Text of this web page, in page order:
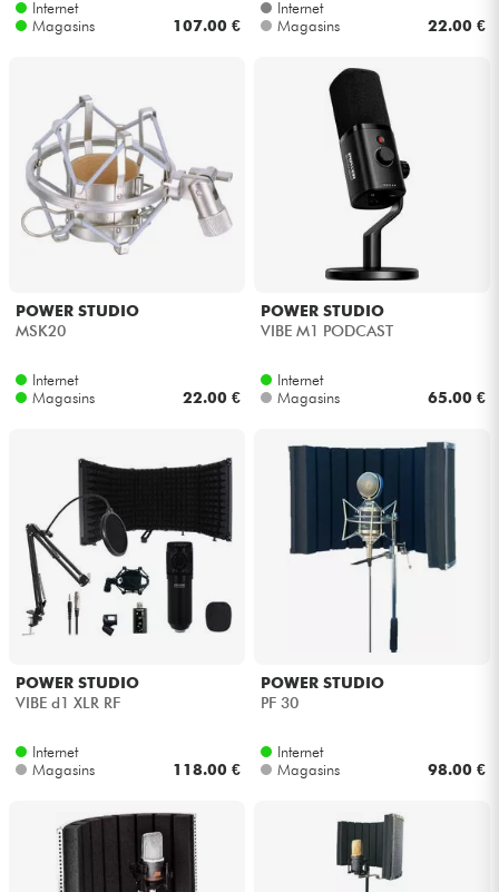
Internet
Magasins
107.00 €
Internet
Magasins
22.00 €
POWER STUDIO
MSK20
Internet
Magasins
22.00 €
POWER STUDIO
VIBE M1 PODCAST
Internet
Magasins
65.00 €
POWER STUDIO
VIBE d1 XLR RF
Internet
Magasins
118.00 €
POWER STUDIO
PF 30
Internet
Magasins
98.00 €